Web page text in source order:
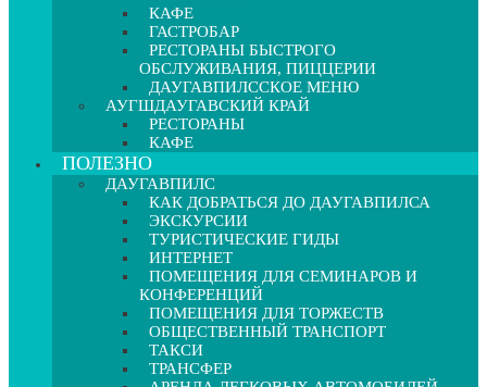
КАФЕ
ГАСТРОБАР
РЕСТОРАНЫ БЫСТРОГО
ОБСЛУЖИВАНИЯ, ПИЦЦЕРИИ
ДАУГАВПИЛССКОЕ МЕНЮ
АУГШДАУГАВСКИЙ КРАЙ
РЕСТОРАНЫ
КАФЕ
ПОЛЕЗНО
ДАУГАВПИЛС
КАК ДОБРАТЬСЯ ДО ДАУГАВПИЛСА
ЭКСКУРСИИ
ТУРИСТИЧЕСКИЕ ГИДЫ
ИНТЕРНЕТ
ПОМЕЩЕНИЯ ДЛЯ СЕМИНАРОВ И
КОНФЕРЕНЦИЙ
ПОМЕЩЕНИЯ ДЛЯ ТОРЖЕСТВ
ОБЩЕСТВЕННЫЙ ТРАНСПОРТ
ТАКСИ
ТРАНСФЕР